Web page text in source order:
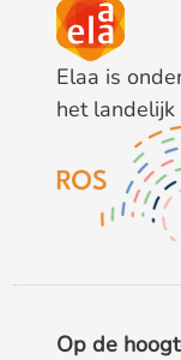
Elaa is
het landelijk
Op de